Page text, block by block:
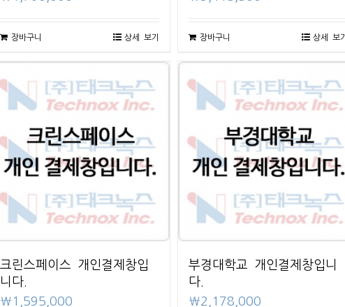
장바구니 상세 보기 장바구니 상세 보기
크린스페이스 개인결제창입
니다.
₩1,595,000
부경대학교 개인결제창입니
다.
₩2,178,000